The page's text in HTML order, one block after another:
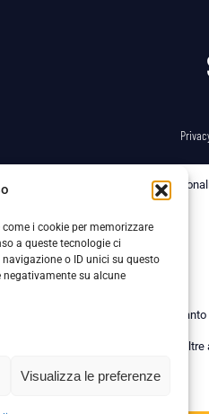
i cookie per memorizzare
a queste tecnologie ci
o ID unici su questo
su alcune
Visualizza le preferenze
della Protezione dei Dati
anche per
La Società ha